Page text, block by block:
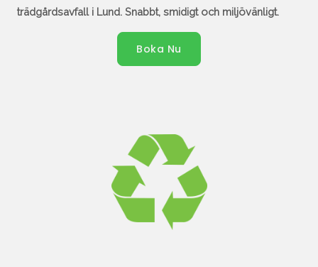
trädgårdsavfall i Lund. Snabbt, smidigt och miljövänligt.
Boka Nu